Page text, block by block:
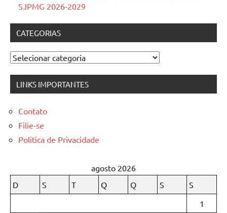
SJPMG 2026-2029
CATEGORIAS
Categorias
LINKS IMPORTANTES
Contato
Filie-se
Politica de Privacidade
agosto 2026
D
S T Q Q S
S
1